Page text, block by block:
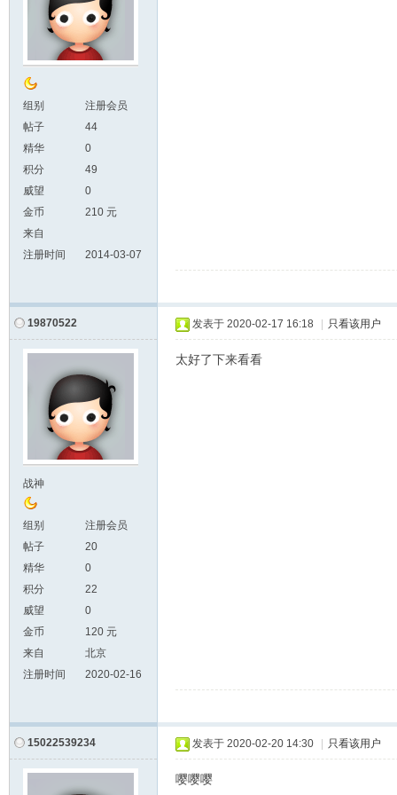
组别
注册会员
帖子
44
精华
0
积分
49
威望
0
金币
210 元
来自
注册时间
2014-03-07
19870522
战神
组别
注册会员
帖子
20
精华
0
积分
22
威望
0
金币
120 元
来自
北京
注册时间
2020-02-16
发表于 2020-02-17 16:18 只看该用户
太好了下来看看
15022539234 发表于 2020-02-20 14:30 只看该用户
嘤嘤嘤